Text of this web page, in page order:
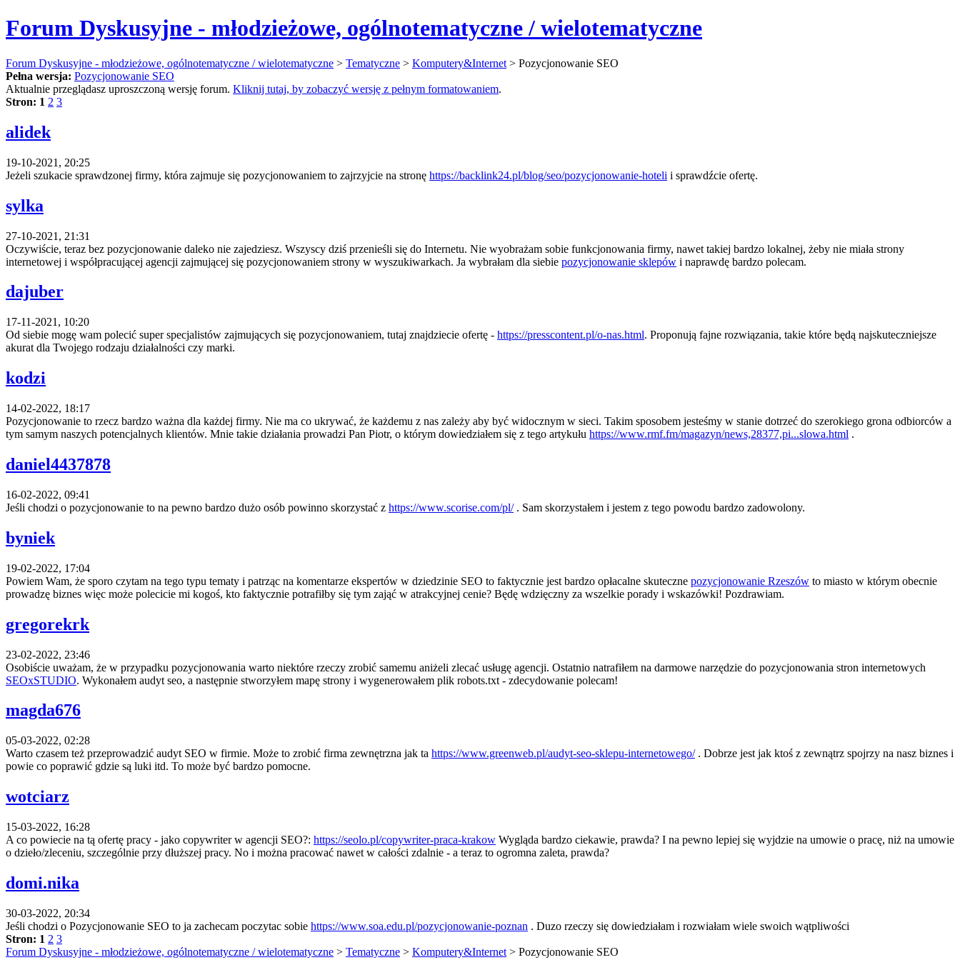
Forum Dyskusyjne - młodzieżowe, ogólnotematyczne / wielotematyczne
Forum Dyskusyjne - młodzieżowe, ogólnotematyczne / wielotematyczne > Tematyczne > Komputery&Internet > Pozycjonowanie SEO
Pełna wersja: Pozycjonowanie SEO
Aktualnie przeglądasz uproszczoną wersję forum. Kliknij tutaj, by zobaczyć wersję z pełnym formatowaniem.
Stron: 1 2 3
alidek
19-10-2021, 20:25
Jeżeli szukacie sprawdzonej firmy, która zajmuje się pozycjonowaniem to zajrzyjcie na stronę https://backlink24.pl/blog/seo/pozycjonowanie-hoteli i sprawdźcie ofertę.
sylka
27-10-2021, 21:31
Oczywiście, teraz bez pozycjonowanie daleko nie zajedziesz. Wszyscy dziś przenieśli się do Internetu. Nie wyobrażam sobie funkcjonowania firmy, nawet takiej bardzo lokalnej, żeby nie miała strony
internetowej i współpracującej agencji zajmującej się pozycjonowaniem strony w wyszukiwarkach. Ja wybrałam dla siebie pozycjonowanie sklepów i naprawdę bardzo polecam.
dajuber
17-11-2021, 10:20
Od siebie mogę wam polecić super specjalistów zajmujących się pozycjonowaniem, tutaj znajdziecie ofertę - https://presscontent.pl/o-nas.html. Proponują fajne rozwiązania, takie które będą najskuteczniejsze
akurat dla Twojego rodzaju działalności czy marki.
kodzi
14-02-2022, 18:17
Pozycjonowanie to rzecz bardzo ważna dla każdej firmy. Nie ma co ukrywać, że każdemu z nas zależy aby być widocznym w sieci. Takim sposobem jesteśmy w stanie dotrzeć do szerokiego grona odbiorców a
tym samym naszych potencjalnych klientów. Mnie takie działania prowadzi Pan Piotr, o którym dowiedziałem się z tego artykułu https://www.rmf.fm/magazyn/news,28377,pi...slowa.html .
daniel4437878
16-02-2022, 09:41
Jeśli chodzi o pozycjonowanie to na pewno bardzo dużo osób powinno skorzystać z https://www.scorise.com/pl/. Sam skorzystałem i jestem z tego powodu bardzo zadowolony.
byniek
19-02-2022, 17:04
Powiem Wam, że sporo czytam na tego typu tematy i patrząc na komentarze ekspertów w dziedzinie SEO to faktycznie jest bardzo opłacalne skuteczne pozycjonowanie Rzeszów to miasto w którym obecnie
prowadzę biznes więc może polecicie mi kogoś, kto faktycznie potrafiłby się tym zająć w atrakcyjnej cenie? Będę wdzięczny za wszelkie porady i wskazówki! Pozdrawiam.
gregorekrk
23-02-2022, 23:46
Osobiście uważam, że w przypadku pozycjonowania warto niektóre rzeczy zrobić samemu aniżeli zlecać usługę agencji. Ostatnio natrafiłem na darmowe narzędzie do pozycjonowania stron internetowych
SEOxSTUDIO. Wykonałem audyt seo, a następnie stworzyłem mapę strony i wygenerowałem plik robots.txt - zdecydowanie polecam!
magda676
05-03-2022, 02:28
Warto czasem też przeprowadzić audyt SEO w firmie. Może to zrobić firma zewnętrzna jak ta https://www.greenweb.pl/audyt-seo-sklepu-internetowego/. Dobrze jest jak ktoś z zewnątrz spojrzy na nasz biznes i
powie co poprawić gdzie są luki itd. To może być bardzo pomocne.
wotciarz
15-03-2022, 16:28
A co powiecie na tą ofertę pracy - jako copywriter w agencji SEO?: https://seolo.pl/copywriter-praca-krakow Wygląda bardzo ciekawie, prawda? I na pewno lepiej się wyjdzie na umowie o pracę, niż na umowie
o dzieło/zleceniu, szczególnie przy dłuższej pracy. No i można pracować nawet w całości zdalnie - a teraz to ogromna zaleta, prawda?
domi.nika
30-03-2022, 20:34
Jeśli chodzi o Pozycjonowanie SEO to ja zachecam poczytac sobie https://www.soa.edu.pl/pozycjonowanie-poznan . Duzo rzeczy się dowiedziałam i rozwiałam wiele swoich wątpliwości
Stron: 1 2 3
Forum Dyskusyjne - młodzieżowe, ogólnotematyczne / wielotematyczne > Tematyczne > Komputery&Internet > Pozycjonowanie SEO